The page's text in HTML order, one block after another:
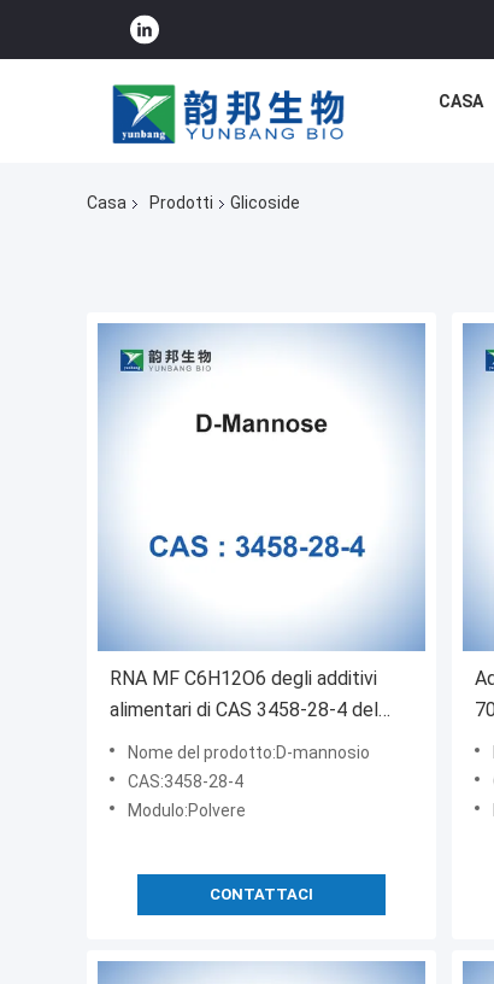
CASA
Casa Prodotti Glicoside
RNA MF C6H12O6 degli additivi
alimentari di CAS 3458-28-4 del
glicoside del D-mannosio
Nome del prodotto:D-mannosio
CAS:3458-28-4
Modulo:Polvere
CONTATTACI